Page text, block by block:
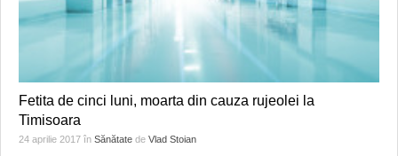
Fetita de cinci luni, moarta din cauza rujeolei la
Timisoara
24 aprilie 2017 în Sănătate de Vlad Stoian